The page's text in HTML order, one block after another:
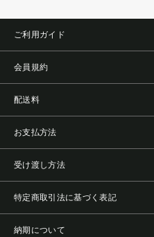
ご利用ガイド
会員規約
配送料
お支払方法
受け渡し方法
特定商取引法に基づく表記
納期について